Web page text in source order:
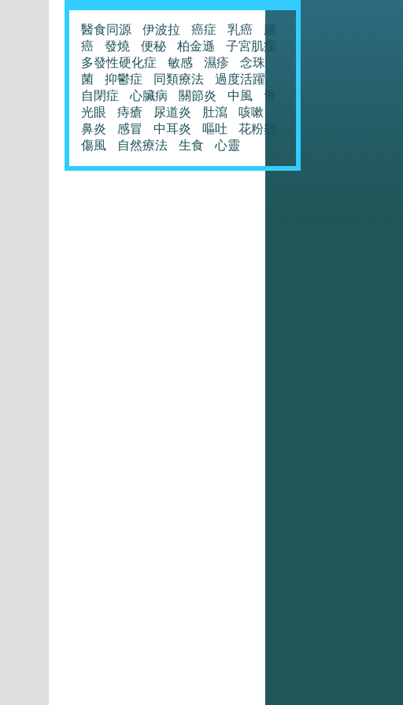
醫食同源 伊波拉 癌症 乳癌
腸
癌
發燒 便秘 柏金遜
子宮肌瘤
多發性硬化症
敏感 濕疹
念珠
菌
抑鬱症 同類療法
過度活躍
自閉症
心臟病 關節炎 中風
青
光眼
痔瘡 尿道炎 肚瀉
咳嗽
鼻炎
感冒 中耳炎 嘔吐
花粉熱
傷風
自然療法 生食 心靈